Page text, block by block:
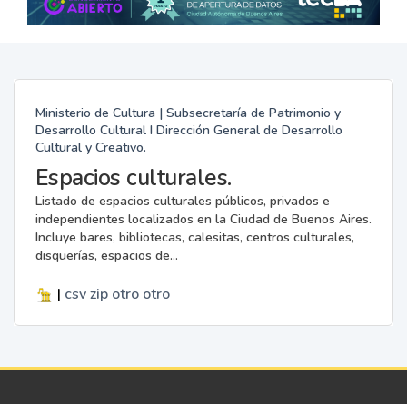
Ministerio de Cultura | Subsecretaría de Patrimonio y
Desarrollo Cultural I Dirección General de Desarrollo
Cultural y Creativo.
Espacios culturales.
Listado de espacios culturales públicos, privados e
independientes localizados en la Ciudad de Buenos Aires.
Incluye bares, bibliotecas, calesitas, centros culturales,
disquerías, espacios de...
| csv zip otro otro